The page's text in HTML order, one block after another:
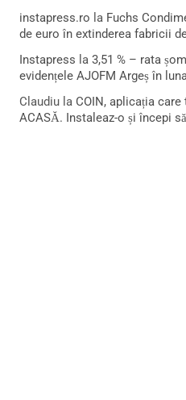
instapress.ro la Fuchs
de euro în extinderea fabricii
Instapress la 3,51 % – rata
evidențele AJOFM Argeș în
Claudiu la COIN, aplicația
ACASĂ. Instaleaz-o și începi